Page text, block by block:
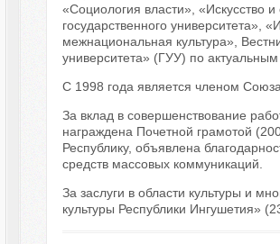
«Социология власти», «Искусство
государственного университета»,
межнациональная культура»,
университета» (ГУУ) по
С 1998 года является членом
За вклад в совершенствование
награждена Почетной грамотой
Республику, объявлена
средств массовых коммуникаций.
За заслуги в области культуры и
культуры Республики Ингушетия»